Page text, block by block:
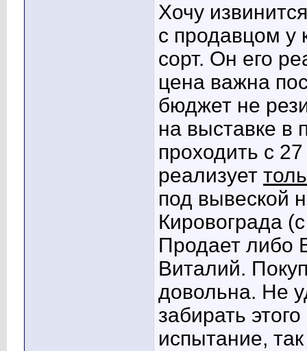
Хочу
с продавцом у
сорт. Он его
цена важна
бюджет не
на выставке в
проходить с
реализует
под вывеской
Кировограда
Продает либо
Виталий.
довольна. Не
забирать
испытание, так